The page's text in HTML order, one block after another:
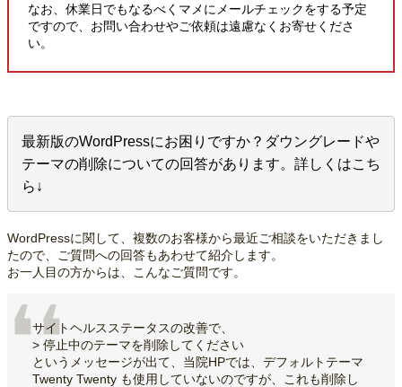
なお、休業日でもなるべくマメにメールチェックをする予定
ですので、お問い合わせやご依頼は遠慮なくお寄せくださ
い。
最新版のWordPressにお困りですか？ダウングレードや
テーマの削除についての回答があります。詳しくはこち
ら↓
WordPressに関して、複数のお客様から最近ご相談をいただきまし
たので、ご質問への回答もあわせて紹介します。
お一人目の方からは、こんなご質問です。
サイトヘルスステータスの改善で、
> 停止中のテーマを削除してください
というメッセージが出て、当院HPでは、デフォルトテーマ
Twenty Twenty も使用していないのですが、これも削除し